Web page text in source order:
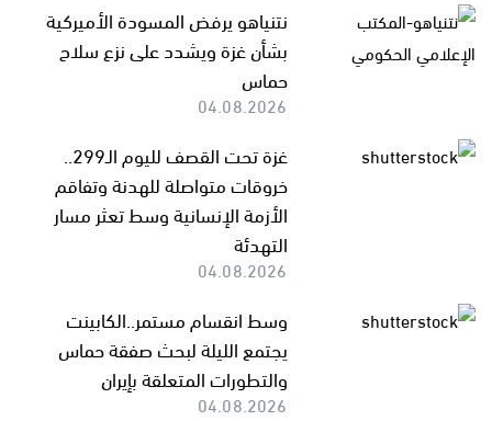
نتنياهو يرفض المسودة الأميركية
بشأن غزة ويشدد على نزع سلاح
حماس
04.08.2026
غزة تحت القصف لليوم الـ299..
خروقات متواصلة للهدنة وتفاقم
الأزمة الإنسانية وسط تعثر مسار
التهدئة
04.08.2026
وسط انقسام مستمر..الكابينت
يجتمع الليلة لبحث صفقة حماس
والتطورات المتعلقة بإيران
04.08.2026